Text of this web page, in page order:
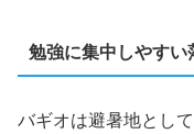
勉強に集中しやすい
バギオは避暑地とし